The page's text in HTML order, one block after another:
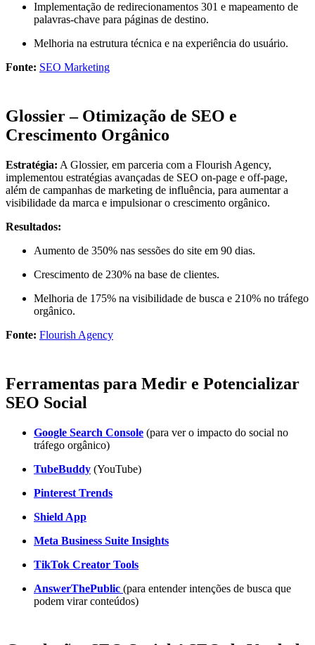
Implementação de redirecionamentos 301 e mapeamento de
palavras-chave para páginas de destino.
Melhoria na estrutura técnica e na experiência do usuário.​
Fonte: SEO Marketing
Glossier – Otimização de SEO e
Crescimento Orgânico
Estratégia: A Glossier, em parceria com a Flourish Agency,
implementou estratégias avançadas de SEO on-page e off-page,
além de campanhas de marketing de influência, para aumentar a
visibilidade da marca e impulsionar o crescimento orgânico.​
Resultados:
Aumento de 350% nas sessões do site em 90 dias.
Crescimento de 230% na base de clientes.
Melhoria de 175% na visibilidade de busca e 210% no tráfego
orgânico.​
Fonte: Flourish Agency
Ferramentas para Medir e Potencializar
SEO Social
Google Search Console (para ver o impacto do social no
tráfego orgânico)
TubeBuddy (YouTube)
Pinterest Trends
Shield App
Meta Business Suite Insights
TikTok Creator Tools
AnswerThePublic (para entender intenções de busca que
podem virar conteúdos)